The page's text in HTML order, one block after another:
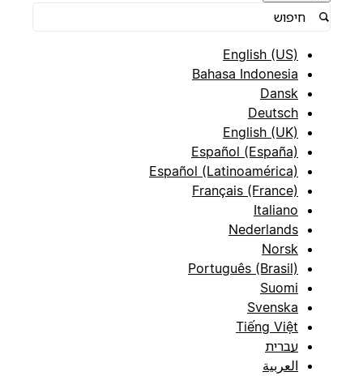
English (US)
Bahasa Indonesia
Dansk
Deutsch
English (UK)
Español (España)
Español (Latinoamérica)
Français (France)
Italiano
Nederlands
Norsk
Português (Brasil)
Suomi
Svenska
Tiếng Việt
עברית
العربية